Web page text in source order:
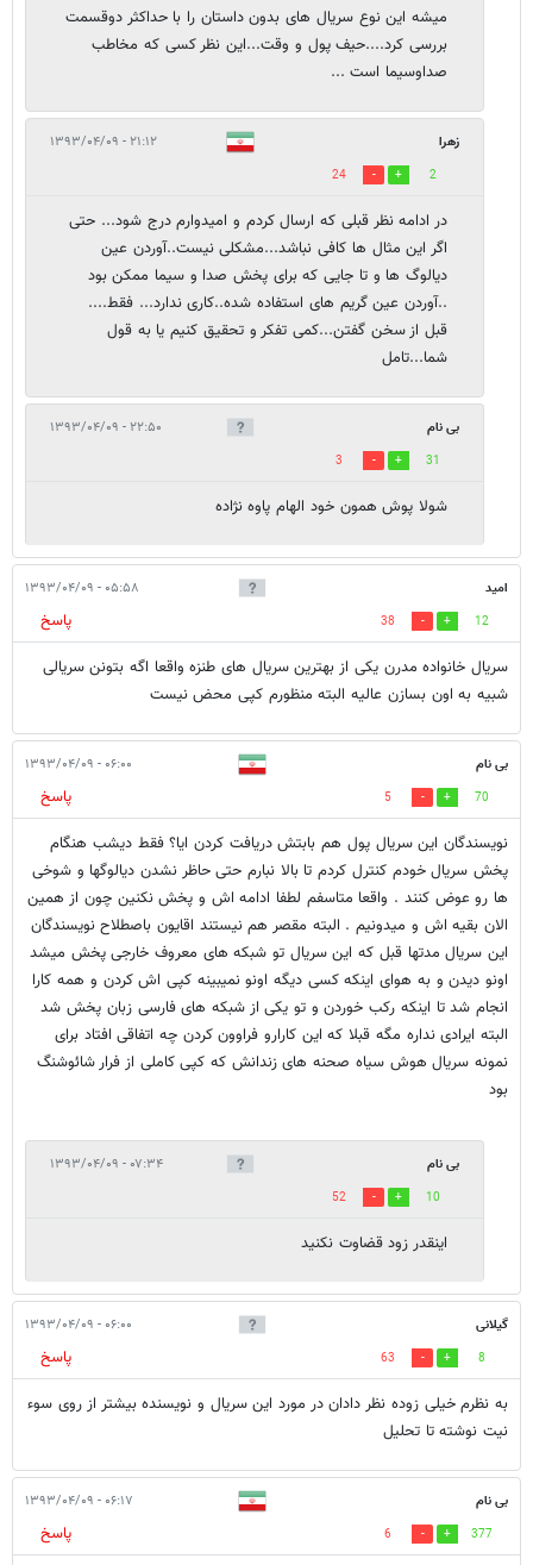
میشه این نوع سریال های بدون داستان را با حداکثر دوقسمت
بررسی کرد....حیف پول و وقت...این نظر کسی که مخاطب
صداوسیما است ...
زهرا ۲۱:۱۲ - ۱۳۹۳/۰۴/۰۹
2
24
در ادامه نظر قبلی که ارسال کردم و امیدوارم درج شود... حتی
اگر این مثال ها کافی نباشد...مشکلی نیست..آوردن عین
دیالوگ ها و تا جایی که برای پخش صدا و سیما ممکن بود
..آوردن عین گریم های استفاده شده..کاری ندارد... فقط....
قبل از سخن گفتن...کمی تفکر و تحقیق کنیم یا به قول
شما...تامل
بی نام ۲۲:۵۰ - ۱۳۹۳/۰۴/۰۹
31
3
شولا پوش همون خود الهام پاوه نژاده
امید ۰۵:۵۸ - ۱۳۹۳/۰۴/۰۹
12
38
پاسخ
سریال خانواده مدرن یکی از بهترین سریال های طنزه واقعا اگه بتونن سریالی
شبیه به اون بسازن عالیه البته منظورم کپی محض نیست
بی نام ۰۶:۰۰ - ۱۳۹۳/۰۴/۰۹
70
5
پاسخ
نویسندگان این سریال پول هم بابتش دریافت کردن ایا؟ فقط دیشب هنگام
پخش سریال خودم کنترل کردم تا بالا نبارم حتی حاظر نشدن دیالوگها و شوخی
ها رو عوض کنند . واقعا متاسفم لطفا ادامه اش و پخش نکنین چون از همین
الان بقیه اش و میدونیم . البته مقصر هم نیستند اقایون باصطلاح نویسندگان
این سریال مدتها قبل که این سریال تو شبکه های معروف خارجی پخش میشد
اونو دیدن و به هوای اینکه کسی دیگه اونو نمیبینه کپی اش کردن و همه کارا
انجام شد تا اینکه رکب خوردن و تو یکی از شبکه های فارسی زبان پخش شد
البته ایرادی نداره مگه قبلا که این کارارو فراوون کردن چه اتفاقی افتاد برای
نمونه سریال هوش سیاه صحنه های زندانش که کپی کاملی از فرار شائوشنگ
بود
بی نام ۰۷:۳۴ - ۱۳۹۳/۰۴/۰۹
10
52
اینقدر زود قضاوت نکنید
گیلانی ۰۶:۰۰ - ۱۳۹۳/۰۴/۰۹
8
63
پاسخ
به نظرم خیلی زوده نظر دادان در مورد این سریال و نویسنده بیشتر از روی سوء
نیت نوشته تا تحلیل
بی نام ۰۶:۱۷ - ۱۳۹۳/۰۴/۰۹
377
6
پاسخ